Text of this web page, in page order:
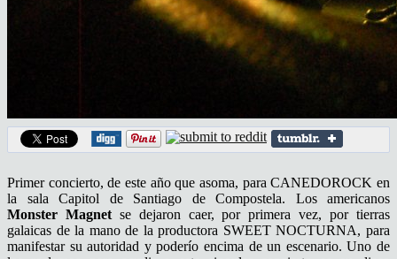
Primer concierto, de este año que asoma, para CANEDOROCK en
la sala Capitol de Santiago de Compostela. Los americanos
Monster Magnetse dejaron caer, por primera vez, por tierras
galaicas de la mano de la productora SWEET NOCTURNA, para
manifestar su autoridad y poderío encima de un escenario. Uno de